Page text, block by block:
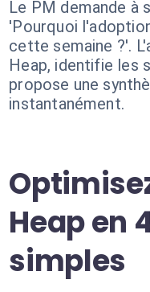
Le PM demande à
'Pourquoi
cette semaine ?'.
Heap, identifie les
propose une
instantanément.
Heap en
simples